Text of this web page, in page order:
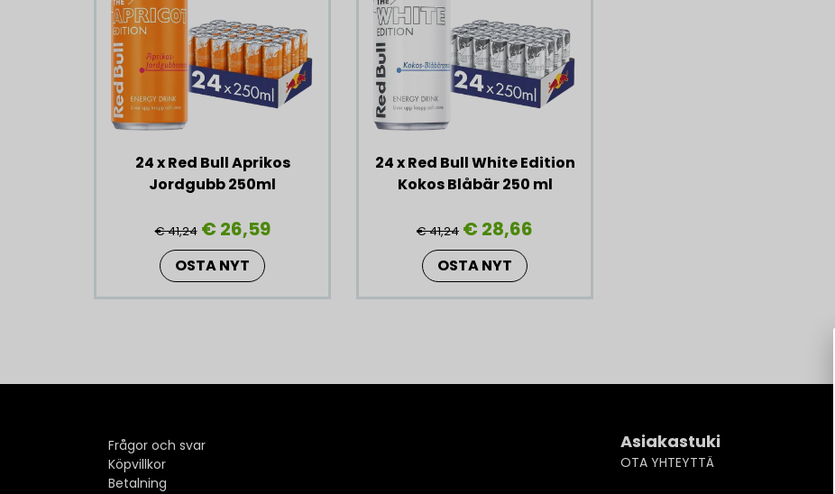
24 x Red Bull Aprikos
Jordgubb 250ml
€ 41,24 € 26,59
OSTA NYT
24 x Red Bull White Edition
Kokos Blåbär 250 ml
€ 41,24 € 28,66
OSTA NYT
Frågor och svar
Köpvillkor
Betalning
Asiakastuki
OTA YHTEYTTÄ